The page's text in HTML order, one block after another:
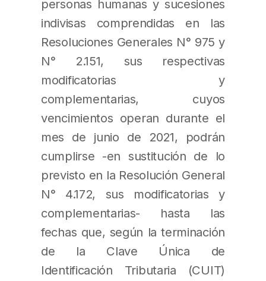
personas humanas y sucesiones
indivisas comprendidas en las
Resoluciones Generales N° 975 y
N° 2.151, sus respectivas
modificatorias y
complementarias, cuyos
vencimientos operan durante el
mes de junio de 2021, podrán
cumplirse -en sustitución de lo
previsto en la Resolución General
N° 4.172, sus modificatorias y
complementarias- hasta las
fechas que, según la terminación
de la Clave Única de
Identificación Tributaria (CUIT)